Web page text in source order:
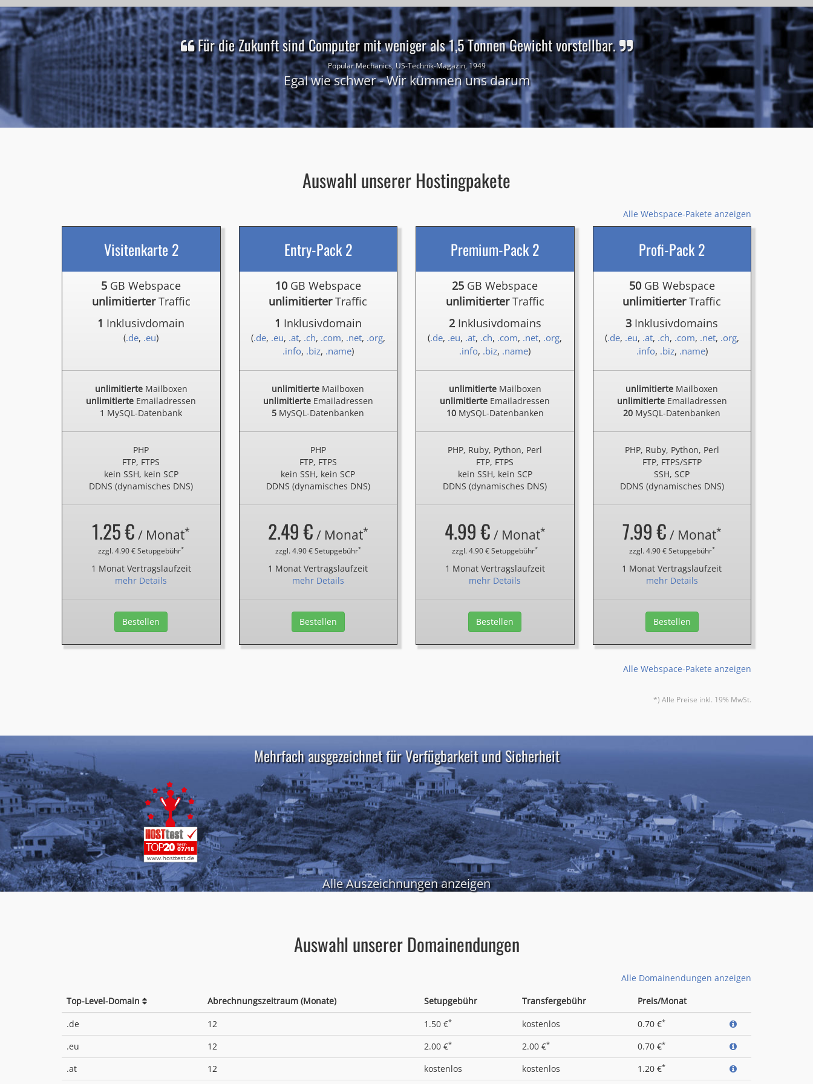
Für die Zukunft sind Computer mit weniger als 1,5 Tonnen Gewicht vorstellbar.
Popular Mechanics, US-Technik-Magazin, 1949
Egal wie schwer - Wir kümmen uns darum
Auswahl unserer Hostingpakete
Alle Webspace-Pakete anzeigen
Visitenkarte 2
5 GB Webspace
unlimitierterTraffic
1 Inklusivdomain
(.de, .eu)
unlimitierteMailboxen
unlimitierte Emailadressen
1 MySQL-Datenbank
PHP
FTP, FTPS
kein SSH, kein SCP
DDNS (dynamisches DNS)
1.25 € / Monat*
zzgl. 4.90 € Setupgebühr*
1 Monat Vertragslaufzeit
mehr Details
Bestellen
Entry-Pack 2
10GB Webspace
unlimitierterTraffic
1 Inklusivdomain
(.de, .eu, .at, .ch, .com, .net, .org,
.info, .biz, .name)
unlimitierte Mailboxen
unlimitierteEmailadressen
5 MySQL-Datenbanken
PHP
FTP, FTPS
kein SSH, kein SCP
DDNS (dynamisches DNS)
2.49 € / Monat*
zzgl. 4.90 € Setupgebühr*
1 Monat Vertragslaufzeit
mehr Details
Bestellen
Premium-Pack 2
25 GB Webspace
unlimitierterTraffic
2Inklusivdomains
(.de, .eu, .at, .ch, .com, .net, .org,
.info, .biz, .name)
unlimitierteMailboxen
unlimitierte Emailadressen
10MySQL-Datenbanken
PHP, Ruby, Python, Perl
FTP, FTPS
kein SSH, kein SCP
DDNS (dynamisches DNS)
4.99 € / Monat*
zzgl. 4.90 € Setupgebühr*
1 Monat Vertragslaufzeit
mehr Details
Bestellen
Profi-Pack 2
50GB Webspace
unlimitierterTraffic
3 Inklusivdomains
(.de, .eu, .at, .ch, .com, .net, .org,
.info, .biz, .name)
unlimitierte Mailboxen
unlimitierteEmailadressen
20 MySQL-Datenbanken
PHP, Ruby, Python, Perl
FTP, FTPS/SFTP
SSH, SCP
DDNS (dynamisches DNS)
7.99 € / Monat*
zzgl. 4.90 € Setupgebühr*
1 Monat Vertragslaufzeit
mehr Details
Bestellen
Alle Webspace-Pakete anzeigen
*) Alle Preise inkl. 19% MwSt.
Mehrfach ausgezeichnet für Verfügbarkeit und Sicherheit
Alle Auszeichnungen anzeigen
Auswahl unserer Domainendungen
Alle Domainendungen anzeigen
Top-Level-Domain
Abrechnungszeitraum (Monate) Setupgebühr Transfergebühr
Preis/Monat
.de
12 1.50 €* kostenlos 0.70 €*
.eu 12 2.00 €* 2.00 €* 0.70 €*
.at 12 kostenlos kostenlos 1.20 €*